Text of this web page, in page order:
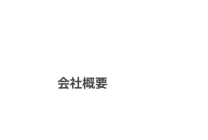
会社概要